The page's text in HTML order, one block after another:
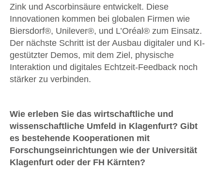
Zink und Ascorbinsäure entwickelt. Diese
Innovationen kommen bei globalen Firmen wie
Biersdorf®, Unilever®, und L’Oréal® zum Einsatz.
Der nächste Schritt ist der Ausbau digitaler und KI-
gestützter Demos, mit dem Ziel, physische
Interaktion und digitales Echtzeit-Feedback noch
stärker zu verbinden.
Wie erleben Sie das wirtschaftliche und
wissenschaftliche Umfeld in Klagenfurt? Gibt
es bestehende Kooperationen mit
Forschungseinrichtungen wie der Universität
Klagenfurt oder der FH Kärnten?